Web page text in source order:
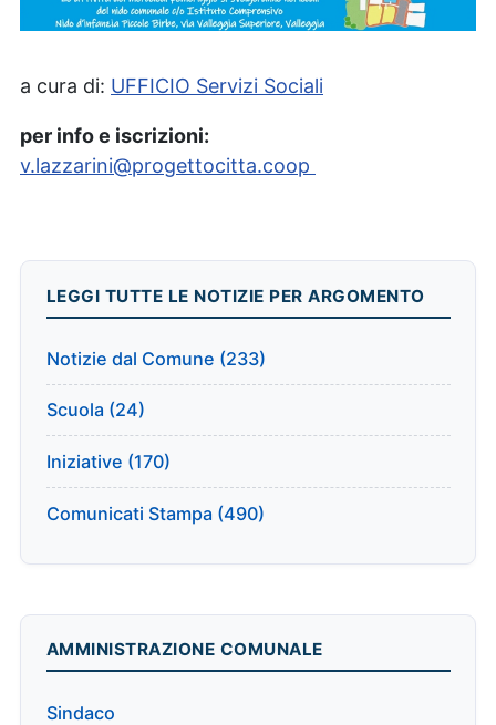
a cura di: UFFICIO Servizi Sociali
per info e iscrizioni:
v.lazzarini@progettocitta.coop
LEGGI TUTTE LE NOTIZIE PER ARGOMENTO
Notizie dal Comune (233)
Scuola (24)
Iniziative (170)
Comunicati Stampa (490)
AMMINISTRAZIONE COMUNALE
Sindaco